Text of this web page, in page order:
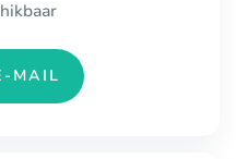
MAIL